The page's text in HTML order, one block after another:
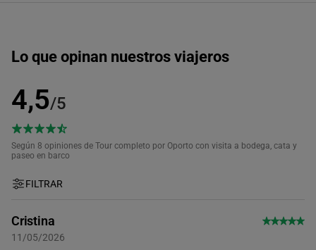
Lo que opinan nuestros viajeros
4,5/5
Según 8 opiniones de Tour completo por Oporto con visita a bodega, cata y
paseo en barco
FILTRAR
Cristina
11/05/2026